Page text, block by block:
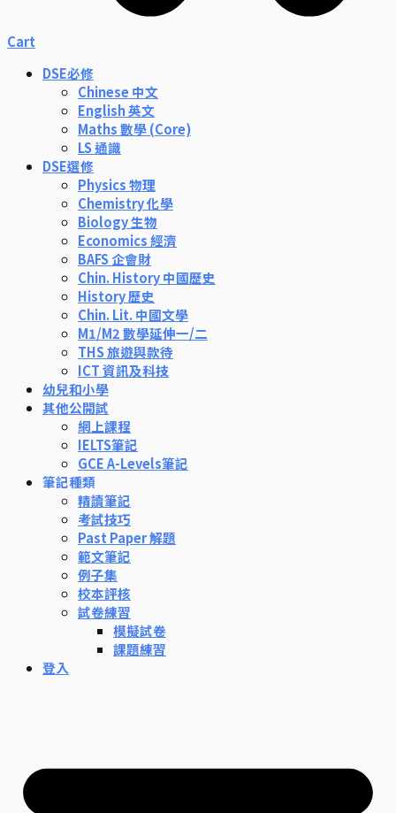
Cart
DSE必修
Chinese 中文
English 英文
Maths 數學 (Core)
LS 通識
DSE選修
Physics 物理
Chemistry 化學
Biology 生物
Economics 經濟
BAFS 企會財
Chin. History 中國歷史
History 歷史
Chin. Lit. 中國文學
M1/M2 數學延伸一/二
THS 旅遊與款待
ICT 資訊及科技
幼兒和小學
其他公開試
網上課程
IELTS筆記
GCE A-Levels筆記
筆記種類
精讀筆記
考試技巧
Past Paper 解題
範文筆記
例子集
校本評核
試卷練習
模擬試卷
課題練習
登入